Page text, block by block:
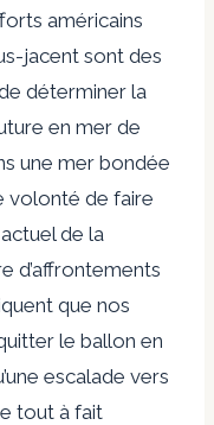
américains
jacent sont des
déterminer la
en mer de
une mer bondée
volonté de faire
de la
d’affrontements
que nos
le ballon en
escalade vers
tout à fait